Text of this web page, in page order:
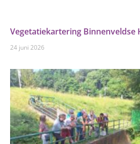
Vegetatiekartering Binnenveldse
24 juni 2026